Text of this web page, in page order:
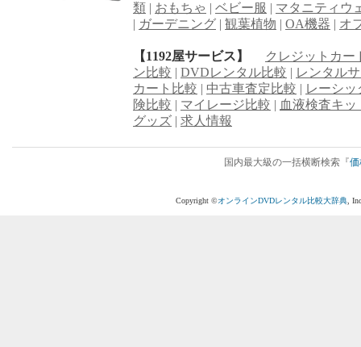
類 | おもちゃ | ベビー服 | マタニティウ
| ガーデニング | 観葉植物 | OA機器 | オ
【1192屋サービス】
クレジットカー
ン比較 | DVDレンタル比較 | レンタル
カート比較 | 中古車査定比較 | レーシッ
険比較 | マイレージ比較 | 血液検査キッ
グッズ | 求人情報
国内最大級の一括横断検索『価
Copyright ©オンラインDVDレンタル比較大辞典,